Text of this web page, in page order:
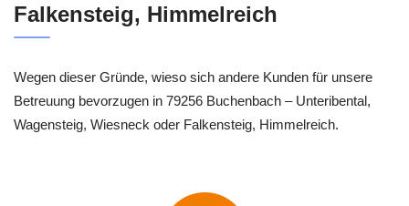
Falkensteig, Himmelreich
Wegen dieser Gründe, wieso sich andere Kunden für unsere
Betreuung bevorzugen in 79256 Buchenbach – Unteribental,
Wagensteig, Wiesneck oder Falkensteig, Himmelreich.